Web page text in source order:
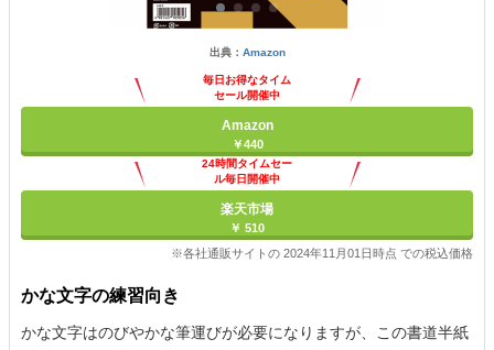
出典： Amazon
毎日お得なタイム
セール開催中
Amazon
￥440
24時間タイムセー
ル毎日開催中
楽天市場
￥ 510
※各社通販サイトの 2024年11月01日時点 での税込価格
かな文字の練習向き
かな文字はのびやかな筆運びが必要になりますが、この書道半紙